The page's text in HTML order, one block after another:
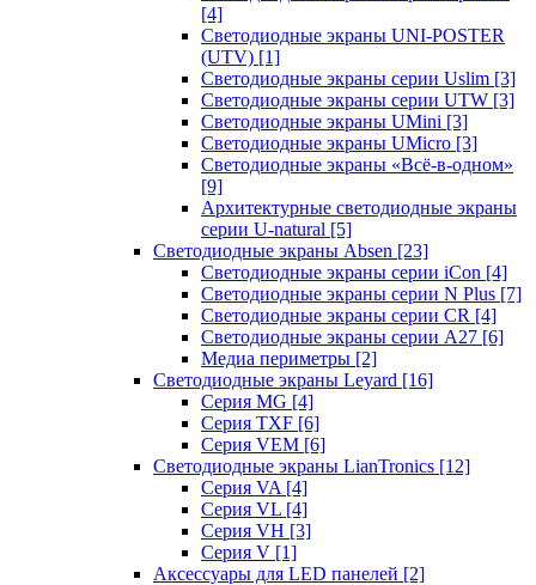
[4]
Светодиодные экраны UNI-POSTER
(UTV) [1]
Светодиодные экраны серии Uslim [3]
Светодиодные экраны серии UTW [3]
Светодиодные экраны UMini [3]
Светодиодные экраны UMicro [3]
Светодиодные экраны «Всё-в-одном»
[9]
Архитектурные светодиодные экраны
серии U-natural [5]
Светодиодные экраны Absen [23]
Светодиодные экраны серии iCon [4]
Светодиодные экраны серии N Plus [7]
Светодиодные экраны серии CR [4]
Светодиодные экраны серии А27 [6]
Медиа периметры [2]
Светодиодные экраны Leyard [16]
Серия MG [4]
Серия TXF [6]
Серия VEM [6]
Светодиодные экраны LianTronics [12]
Серия VA [4]
Серия VL [4]
Серия VH [3]
Серия V [1]
Аксессуары для LED панелей [2]